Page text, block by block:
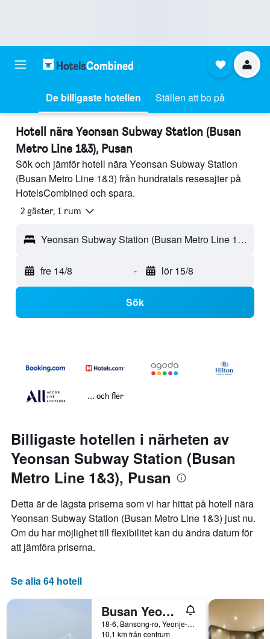
De billigaste hotellen Ställen att bo på
Hotell nära Yeonsan Subway Station (Busan
Metro Line 1&3), Pusan
Sök och jämför hotell nära Yeonsan Subway Station
(Busan Metro Line 1&3) från hundratals resesajter på
HotelsCombined och spara.
2 gäster, 1 rum
Yeonsan Subway Station (Busan Metro Line 1&3) - Pusan, Sydkorea
fre 14/8 - lör 15/8
Sök
... och fler
Billigaste hotellen i närheten av
Yeonsan Subway Station (Busan
Metro Line 1&3), Pusan
Detta är de lägsta priserna som vi har hittat på hotell nära
Yeonsan Subway Station (Busan Metro Line 1&3) just nu.
Om du har möjlighet till flexibilitet kan du ändra datum för
att jämföra priserna.
Se alla 64 hotell
Busan Yeonsan Shire
18-6, Bansong-ro, Yeonje-gu, Pusan, Sydkorea
10,1 km från centrum